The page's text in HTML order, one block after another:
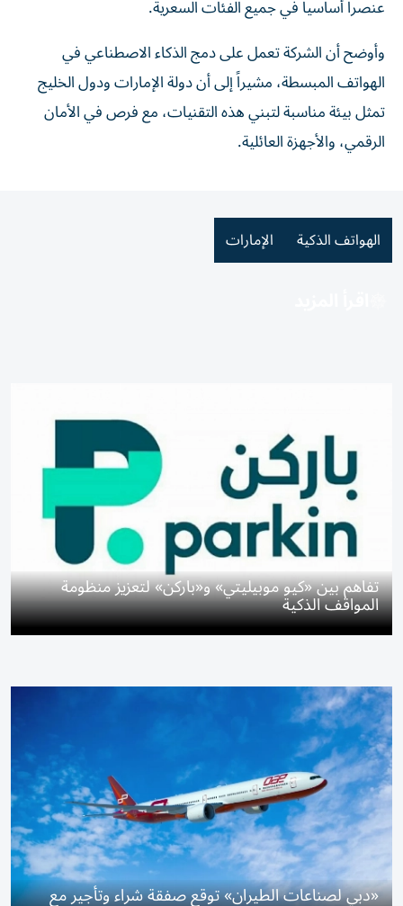
عنصراً أساسياً في جميع الفئات السعرية.
وأوضح أن الشركة تعمل على دمج الذكاء الاصطناعي في
الهواتف المبسطة، مشيراً إلى أن دولة الإمارات ودول الخليج
تمثل بيئة مناسبة لتبني هذه التقنيات، مع فرص في الأمان
الرقمي، والأجهزة العائلية.
الهواتف الذكية الإمارات
تفاهم بين «كيو موبيليتي» و«باركن» لتعزيز منظومة
المواقف الذكية
«دبي لصناعات الطيران» توقع صفقة شراء وتأجير مع